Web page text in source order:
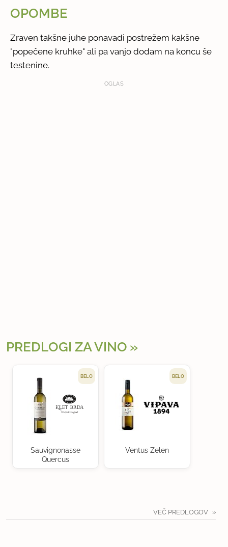
OPOMBE
Zraven takšne juhe ponavadi postrežem kakšne
"popečene kruhke" ali pa vanjo dodam na koncu še
testenine.
OGLAS
PREDLOGI ZA VINO
BELO
Sauvignonasse
Quercus
BELO
Ventus Zelen
VEČ PREDLOGOV